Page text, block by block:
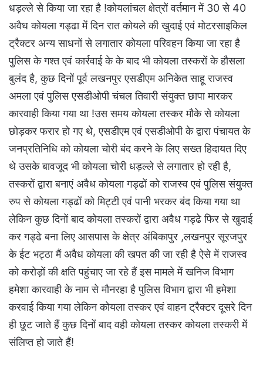
धड़ल्ले से किया जा रहा है !कोयलांचल क्षेत्रों वर्तमान में 30 से 40
अवैध कोयला गड्ढा में दिन रात कोयले की खुदाई एवं मोटरसाइकिल
ट्रैक्टर अन्य साधनों से लगातार कोयला परिवहन किया जा रहा है
पुलिस के गश्त एवं कार्रवाई के के बाद भी कोयला तस्करों के हौसला
बुलंद है, कुछ दिनों पूर्व लखनपुर एसडीएम अनिकेत साहू राजस्व
अमला एवं पुलिस एसडीओपी चंचल तिवारी संयुक्त छापा मारकर
कारवाही किया गया था !उस समय कोयला तस्कर मौके से कोयला
छोड़कर फरार हो गए थे, एसडीएम एवं एसडीओपी के द्वारा पंचायत के
जनप्रतिनिधि को कोयला चोरी बंद करने के लिए सख्त हिदायत दिए
थे उसके बावजूद भी कोयला चोरी धड़ल्ले से लगातार हो रही है,
तस्करों द्वारा बनाएं अवैध कोयला गड्ढों को राजस्व एवं पुलिस संयुक्त
रुप से कोयला गड्ढों को मिट्टी एवं पानी भरकर बंद किया गया था
लेकिन कुछ दिनों बाद कोयला तस्करों द्वारा अवैध गड्ढे फिर से खुदाई
कर गड्ढे बना लिए आसपास के क्षेत्र अंबिकापुर ,लखनपुर सूरजपुर
के ईट भट्ठा मैं अवैध कोयला की खपत की जा रही है ऐसे में राजस्व
को करोड़ों की क्षति पहुंचाए जा रहे हैं इस मामले में खनिज विभाग
हमेशा कारवाही के नाम से मौनरहा है पुलिस विभाग द्वारा भी हमेशा
करवाई किया गया लेकिन कोयला तस्कर एवं वाहन ट्रैक्टर दूसरे दिन
ही छूट जाते हैं कुछ दिनों बाद वही कोयला तस्कर कोयला तस्करी में
संलिप्त हो जाते हैं!